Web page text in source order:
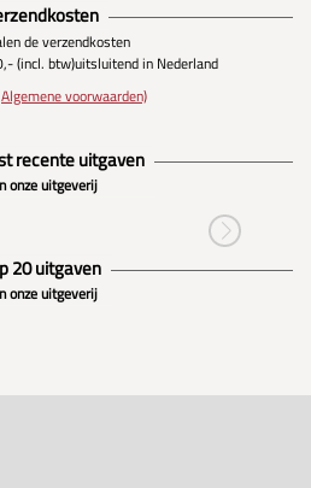
de verzendkosten
(incl. btw)uitsluitend in Nederland
Algemene voorwaarden)
recente uitgaven
onze uitgeverij
20 uitgaven
onze uitgeverij